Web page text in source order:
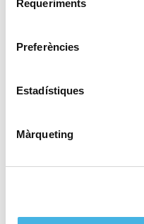
Requeriments
Preferències
Estadístiques
Màrqueting
la
26 de